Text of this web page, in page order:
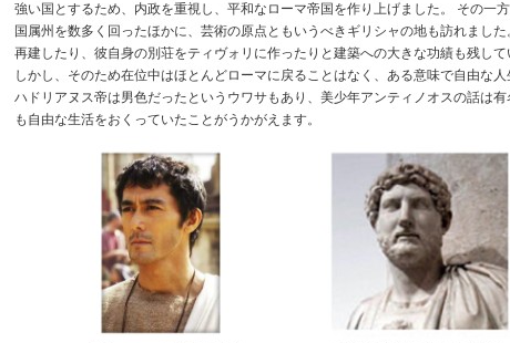
強い国とするため、内政を重視し、平和なローマ帝国を作り上げました。 その一
国属州を数多く回ったほかに、芸術の原点ともいうべきギリシャの地も訪れまし
再建したり、彼自身の別荘をティヴォリに作ったりと建築への大きな功績も残して
しかし、そのため在位中はほとんどローマに戻ることはなく、ある意味で自由な
ハドリアヌス帝は男色だったというウワサもあり、美少年アンティノオスの話は
も自由な生活をおくっていたことがうかがえます。